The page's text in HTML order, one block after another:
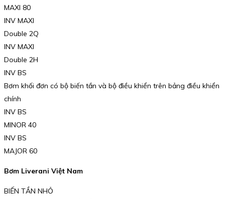
MAXI 80
INV MAXI
Double 2Q
INV MAXI
Double 2H
INV BS
Bơm khối đơn có bộ biến tần và bộ điều khiển trên bảng điều khiển
chính
INV BS
MINOR 40
INV BS
MAJOR 60
Bơm Liverani Việt Nam
BIẾN TẦN NHỎ